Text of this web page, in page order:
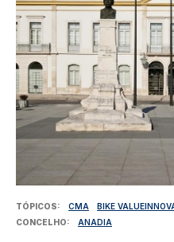
TÓPICOS CMA
BIKE
CONCELHO
ANADIA